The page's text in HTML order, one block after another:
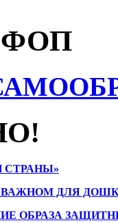
СТРАНЫ»
ВАЖНОМ ДЛЯ
ОБРАЗА